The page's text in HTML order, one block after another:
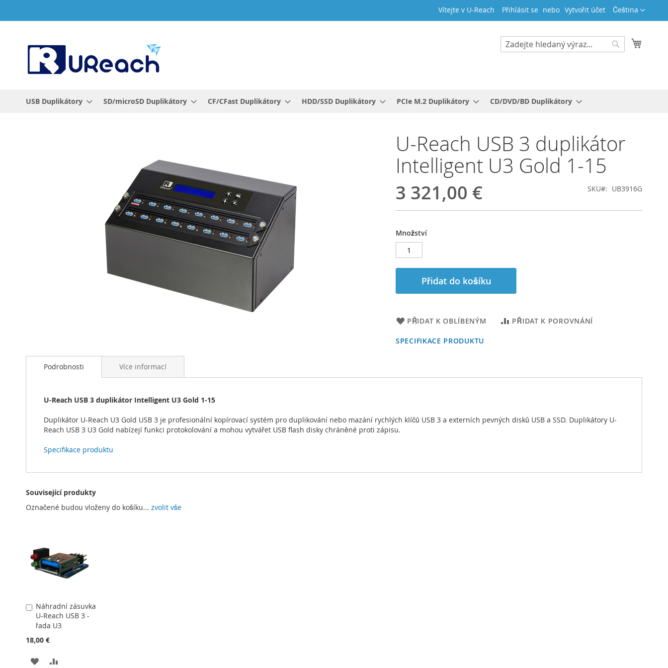
na
Jazyk
Čeština
Vítejte v U-Reach Přihlásit se Vytvořit účet
Search
USB Duplikátory SD/microSD Duplikátory CF/CFast Duplikátory HDD/SSD Duplikátory PCIe M.2 Duplikátory CD/DVD/BD Duplikátory
U-Reach USB 3 duplikátor
Intelligent U3 Gold 1-15
3 321,00 € SKU UB3916G
Množství
Přidat do košíku
PŘIDAT K OBLÍBENÝM PŘIDAT K POROVNÁNÍ
SPECIFIKACE PRODUKTU
na
začátek
obrázky
Podrobnosti
U-Reach USB 3 duplikátor Intelligent U3 Gold 1-15
Duplikátor U-Reach U3 Gold USB 3 je profesionální kopírovací systém pro duplikování nebo mazání rychlých klíčů USB 3 a externích pevných disků USB a SSD. Duplikátory U-
Reach USB 3 U3 Gold nabízejí funkci protokolování a mohou vytvářet USB flash disky chráněné proti zápisu.
Specifikace produktu
Více informací
Související produkty
Označené budou vloženy do košíku... zvolit vše
Náhradní zásuvka
U-Reach USB 3 -
řada U3
18,00 €
Přidat
do
košíku
PŘIDAT